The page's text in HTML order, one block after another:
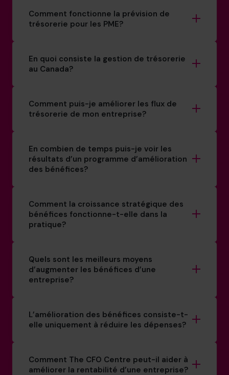
Comment fonctionne la prévision de
trésorerie pour les PME?
En quoi consiste la gestion de trésorerie
au Canada?
Comment puis-je améliorer les flux de
trésorerie de mon entreprise?
En combien de temps puis-je voir les
résultats d’un programme d’amélioration
des bénéfices?
Comment la croissance stratégique des
bénéfices fonctionne-t-elle dans la
pratique?
Quels sont les meilleurs moyens
d’augmenter les bénéfices d’une
entreprise?
L’amélioration des bénéfices consiste-t-
elle uniquement à réduire les dépenses?
Comment The CFO Centre peut-il aider à
améliorer la rentabilité d’une entreprise?